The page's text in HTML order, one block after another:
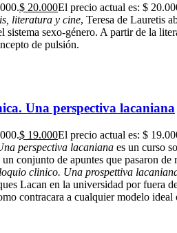
$ 20.000El precio actual es: $
literatura y cine, Teresa de Lauretis
sistema sexo-género. A partir de la
de pulsión.
Una perspectiva lacaniana
$ 19.000El precio actual es: $
perspectiva lacaniana es un curso
conjunto de apuntes que pasaron
clinico. Una prospettiva
Lacan en la universidad por fuera
contracara a cualquier modelo ideal